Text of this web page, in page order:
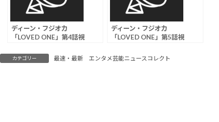
ディーン・フジオカ
「LOVED ONE」第4話視
ディーン・フジオカ
「LOVED ONE」第5話視
カテゴリー 最速・最新 エンタメ芸能ニュースコレクト